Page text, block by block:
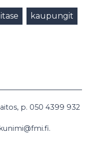
kaupungit
p. 050 4399 932